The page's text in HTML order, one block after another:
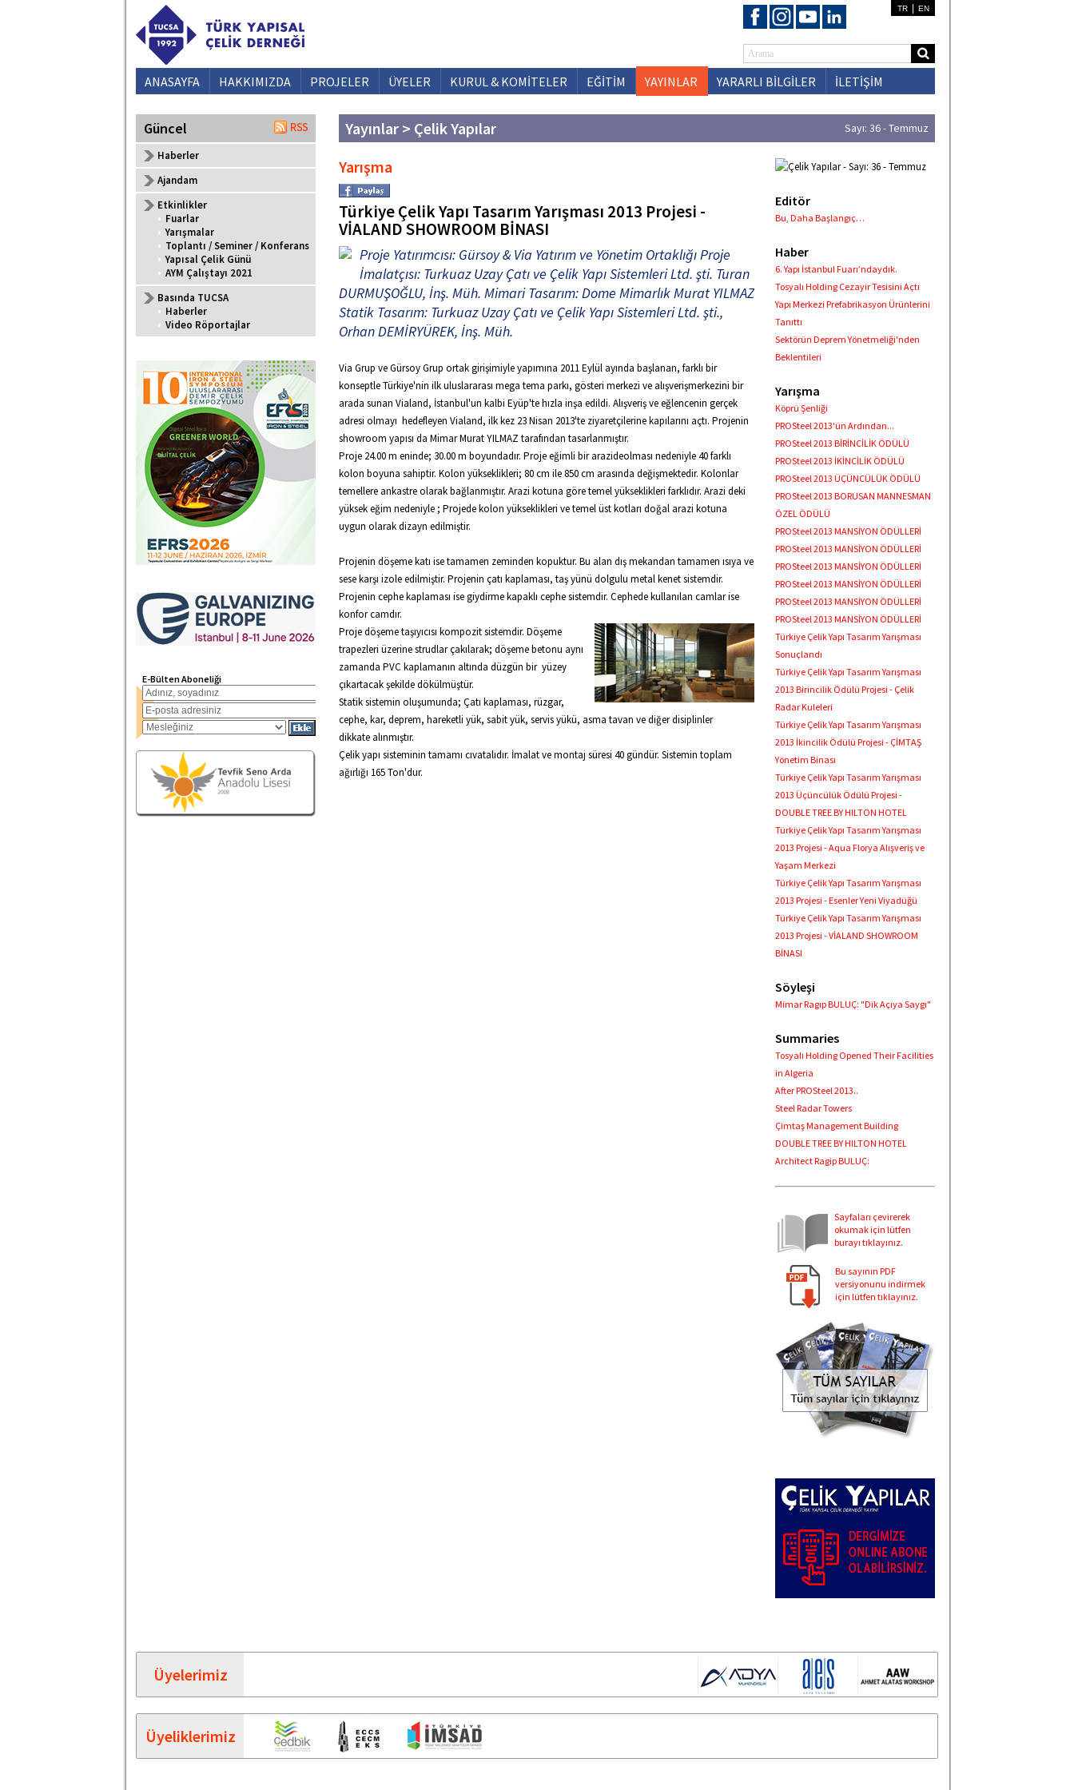
TR EN
ANASAYFA HAKKIMIZDA PROJELER ÜYELER KURUL & KOMİTELER EĞİTİM YAYINLAR YARARLI BİLGİLER İLETİŞİM
Güncel
Haberler
Ajandam
Etkinlikler
• Fuarlar
• Yarışmalar
• Toplantı / Seminer / Konferans
• Yapısal Çelik Günü
• AYM Çalıştayı 2021
Basında TUCSA
• Haberler
• Video Röportajlar
E-Bülten Aboneliği
Yayınlar > Çelik Yapılar Sayı: 36 - Temmuz
Yarışma
Türkiye Çelik Yapı Tasarım Yarışması 2013 Projesi -
VİALAND SHOWROOM BİNASI
Proje Yatırımcısı: Gürsoy & Via Yatırım ve Yönetim Ortaklığı Proje
İmalatçısı: Turkuaz Uzay Çatı ve Çelik Yapı Sistemleri Ltd. şti. Turan
DURMUŞOĞLU, İnş. Müh. Mimari Tasarım: Dome Mimarlık Murat YILMAZ
Statik Tasarım: Turkuaz Uzay Çatı ve Çelik Yapı Sistemleri Ltd. şti.,
Orhan DEMİRYÜREK, İnş. Müh.
Via Grup ve Gürsoy Grup ortak girişimiyle yapımına 2011 Eylül ayında başlanan, farklı bir
konseptle Türkiye'nin ilk uluslararası mega tema parkı, gösteri merkezi ve alışverişmerkezini bir
arada sunan Vialand, İstanbul'un kalbi Eyüp'te hızla inşa edildi. Alışveriş ve eğlencenin gerçek
adresi olmayı hedefleyen Vialand, ilk kez 23 Nisan 2013'te ziyaretçilerine kapılarını açtı. Projenin
showroom yapısı da Mimar Murat YILMAZ tarafından tasarlanmıştır.
Proje 24.00 m eninde; 30.00 m boyundadır. Proje eğimli bir arazideolması nedeniyle 40 farklı
kolon boyuna sahiptir. Kolon yükseklikleri; 80 cm ile 850 cm arasında değişmektedir. Kolonlar
temellere ankastre olarak bağlanmıştır. Arazi kotuna göre temel yükseklikleri farklıdır. Arazi deki
yüksek eğim nedeniyle ; Projede kolon yükseklikleri ve temel üst kotları doğal arazi kotuna
uygun olarak dizayn edilmiştir.
Projenin döşeme katı ise tamamen zeminden kopuktur. Bu alan dış mekandan tamamen ısıya ve
sese karşı izole edilmiştir. Projenin çatı kaplaması, taş yünü dolgulu metal kenet sistemdir.
Projenin cephe kaplaması ise giydirme kapaklı cephe sistemdir. Cephede kullanılan camlar ise
konfor camdır.
Proje döşeme taşıyıcısı kompozit sistemdir. Döşeme
trapezleri üzerine strudlar çakılarak; döşeme betonu aynı
zamanda PVC kaplamanın altında düzgün bir yüzey
çıkartacak şekilde dökülmüştür.
Statik sistemin oluşumunda; Çatı kaplaması, rüzgar,
cephe, kar, deprem, hareketli yük, sabit yük, servis yükü, asma tavan ve diğer disiplinler
dikkate alınmıştır.
Çelik yapı sisteminin tamamı cıvatalıdır. İmalat ve montaj süresi 40 gündür. Sistemin toplam
ağırlığı 165 Ton'dur.
Editör
Bu, Daha Başlangıç…
Haber
6. Yapı İstanbul Fuarı’ndaydık.
Tosyalı Holding Cezayir Tesisini Açtı
Yapı Merkezi Prefabrikasyon Ürünlerini
Tanıttı
Sektörün Deprem Yönetmeliği'nden
Beklentileri
Yarışma
Köprü Şenliği
PROSteel 2013'ün Ardından...
PROSteel 2013 BİRİNCİLİK ÖDÜLÜ
PROSteel 2013 İKİNCİLİK ÖDÜLÜ
PROSteel 2013 ÜÇÜNCÜLÜK ÖDÜLÜ
PROSteel 2013 BORUSAN MANNESMAN
ÖZEL ÖDÜLÜ
PROSteel 2013 MANSİYON ÖDÜLLERİ
PROSteel 2013 MANSİYON ÖDÜLLERİ
PROSteel 2013 MANSİYON ÖDÜLLERİ
PROSteel 2013 MANSİYON ÖDÜLLERİ
PROSteel 2013 MANSİYON ÖDÜLLERİ
PROSteel 2013 MANSİYON ÖDÜLLERİ
Türkiye Çelik Yapı Tasarım Yarışması
Sonuçlandı
Türkiye Çelik Yapı Tasarım Yarışması
2013 Birincilik Ödülü Projesi - Çelik
Radar Kuleleri
Türkiye Çelik Yapı Tasarım Yarışması
2013 İkincilik Ödülü Projesi - ÇİMTAŞ
Yönetim Binası
Türkiye Çelik Yapı Tasarım Yarışması
2013 Üçüncülük Ödülü Projesi -
DOUBLE TREE BY HILTON HOTEL
Türkiye Çelik Yapı Tasarım Yarışması
2013 Projesi - Aqua Florya Alışveriş ve
Yaşam Merkezi
Türkiye Çelik Yapı Tasarım Yarışması
2013 Projesi - Esenler Yeni Viyadüğü
Türkiye Çelik Yapı Tasarım Yarışması
2013 Projesi - VİALAND SHOWROOM
BİNASI
Söyleşi
Mimar Ragıp BULUÇ: "Dik Açıya Saygı"
Summaries
Tosyalı Holding Opened Their Facilities
in Algeria
After PROSteel 2013..
Steel Radar Towers
Çimtaş Management Building
DOUBLE TREE BY HILTON HOTEL
Architect Ragip BULUÇ:
Sayfaları çevirerek
okumak için lütfen
burayı tıklayınız.
Bu sayının PDF
versiyonunu indirmek
için lütfen tıklayınız.
Üyelerimiz
Üyeliklerimiz